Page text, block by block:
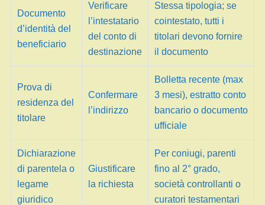
Documento
d’identità del
beneficiario
Verificare
l’intestatario
del conto di
destinazione
Stessa tipologia; se
cointestato, tutti i
titolari devono fornire
il documento
Prova di
residenza del
titolare
Confermare
l’indirizzo
Bolletta recente (max
3 mesi), estratto conto
bancario o documento
ufficiale
Dichiarazione
di parentela o
legame
giuridico
Giustificare
la richiesta
Per coniugi, parenti
fino al 2° grado,
società controllanti o
curatori testamentari